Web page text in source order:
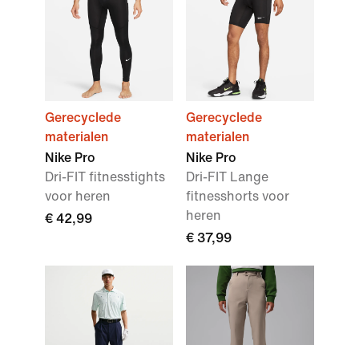
Gerecyclede
materialen
Nike Pro
Dri-FIT fitnesstights
voor heren
€ 42,99
Gerecyclede
materialen
Nike Pro
Dri-FIT Lange
fitnesshorts voor
heren
€ 37,99